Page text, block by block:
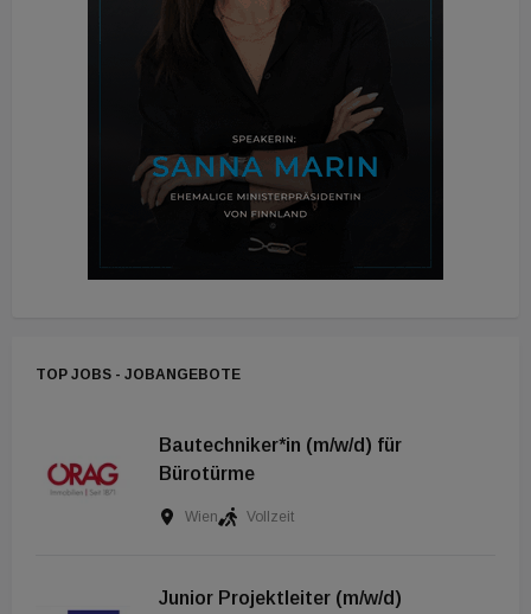
TOP JOBS - JOBANGEBOTE
Bautechniker*in (m/w/d) für
Bürotürme
Wien Vollzeit
Junior Projektleiter (m/w/d)